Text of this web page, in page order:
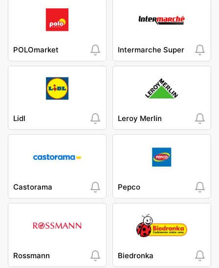
POLOmarket Intermarche Super
Lidl Leroy Merlin
Castorama Pepco
Rossmann Biedronka